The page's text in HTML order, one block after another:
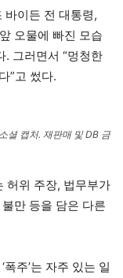
바이든 전 대통령,
오물에 빠진 모습
. 그러면서 “멍청한
”고 썼다.
셜 캡처. 재판매 및 DB 금
허위 주장, 법무부가
만 등을 담은 다른
주’는 자주 있는 일